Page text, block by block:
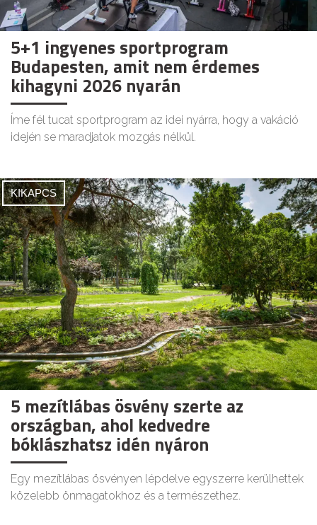
5+1 ingyenes sportprogram
Budapesten, amit nem érdemes
kihagyni 2026 nyarán
Íme fél tucat sportprogram az idei nyárra, hogy a vakáció
idején se maradjatok mozgás nélkül.
KIKAPCS
5 mezítlábas ösvény szerte az
országban, ahol kedvedre
bóklászhatsz idén nyáron
Egy mezítlábas ösvényen lépdelve egyszerre kerülhettek
közelebb önmagatokhoz és a természethez.